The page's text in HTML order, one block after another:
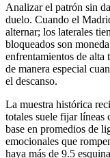
Analizar el patrón sin
duelo. Cuando el
alternar; los laterales
bloqueados son
enfrentamientos de alta
de manera especial
el descanso.
La muestra histórica
totales suele fijar líneas
base en promedios de
emocionales que
haya más de 9.5